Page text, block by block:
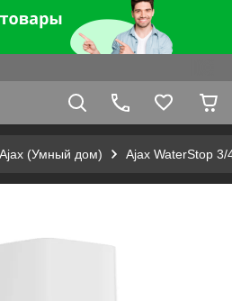
Ajax (Умный дом) Ajax WaterStop